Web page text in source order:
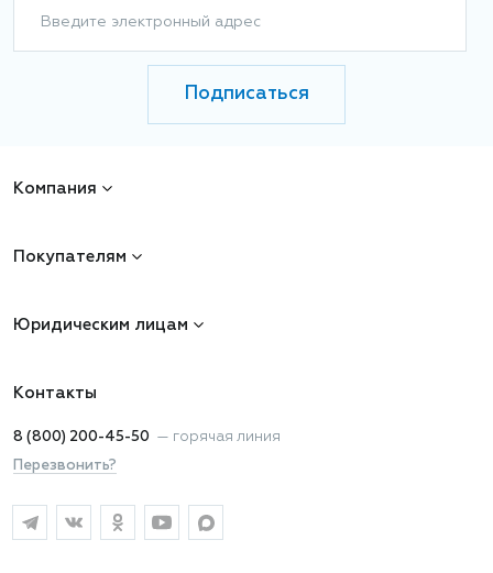
Введите электронный адрес
Подписаться
Компания
Покупателям
Юридическим лицам
Контакты
8 (800) 200-45-50 — горячая линия
Перезвонить?